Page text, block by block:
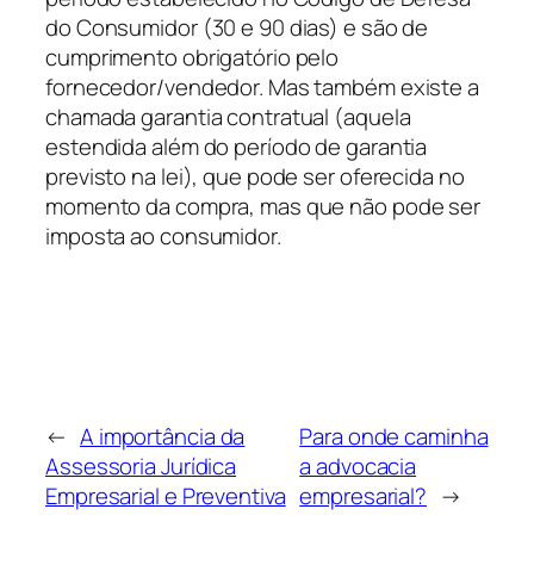
do Consumidor (30 e 90 dias) e são de
cumprimento obrigatório pelo
fornecedor/vendedor. Mas também existe a
chamada garantia contratual (aquela
estendida além do período de garantia
previsto na lei), que pode ser oferecida no
momento da compra, mas que não pode ser
imposta ao consumidor.
← A importância da
Assessoria Jurídica
Empresarial e Preventiva
Para onde caminha
a advocacia
empresarial? →